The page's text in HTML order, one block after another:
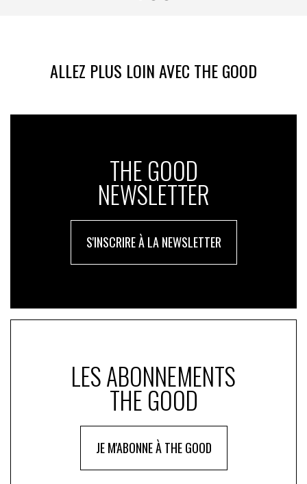
ALLEZ PLUS LOIN AVEC THE GOOD
THE GOOD
NEWSLETTER
S'INSCRIRE À LA NEWSLETTER
LES ABONNEMENTS
THE GOOD
JE M'ABONNE À THE GOOD